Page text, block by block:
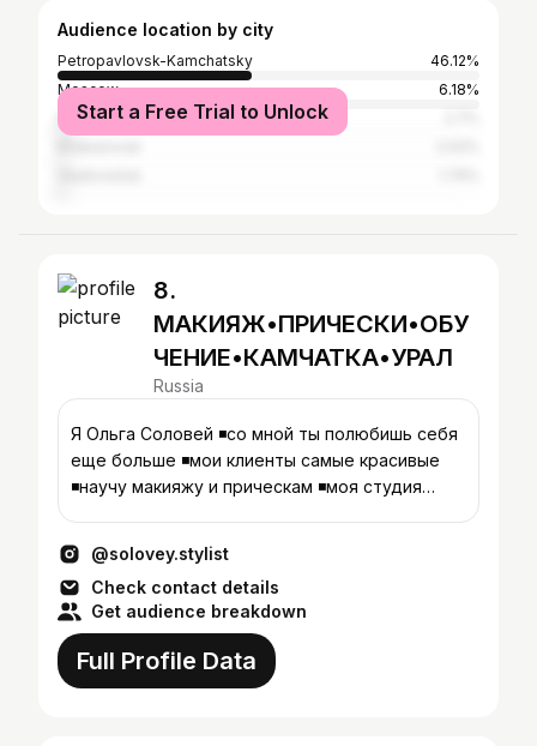
Audience location by city
Petropavlovsk-Kamchatsky
46.12%
Moscow
6.18%
Saint Petersburg
Start a Free Trial to Unlock
8.
МАКИЯЖ•ПРИЧЕСКИ•ОБУ
ЧЕНИЕ•КАМЧАТКА•УРАЛ
Russia
Я Ольга Соловей ◾️со мной ты полюбишь себя
еще больше ◾️мои клиенты самые красивые
◾️научу макияжу и прическам ◾️моя студия
@solovey.stylist
Check contact details
Get audience breakdown
Full Profile Data